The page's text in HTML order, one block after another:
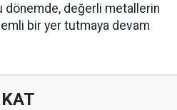
değerli metallerin
bir yer tutmaya devam